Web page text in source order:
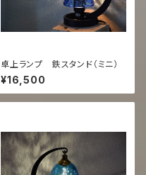
卓上ランプ 鉄スタンド（ミニ）
¥16,500